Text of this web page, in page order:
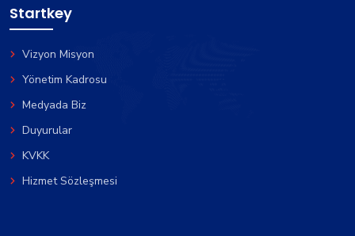
Startkey
Vizyon Misyon
Yönetim Kadrosu
Medyada Biz
Duyurular
KVKK
Hizmet Sözleşmesi